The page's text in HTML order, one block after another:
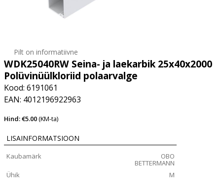
Pilt on informatiivne
WDK25040RW Seina- ja laekarbik 25x40x2000
Polüvinüülkloriid polaarvalge
Kood: 6191061
EAN: 4012196922963
Hind: €5.00(KM-ta)
LISAINFORMATSIOON
Kaubamärk OBO
BETTERMANN
Ühik
M